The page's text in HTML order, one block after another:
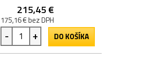
215,45 €
175,16 € bez DPH
- + DO KOŠÍKA